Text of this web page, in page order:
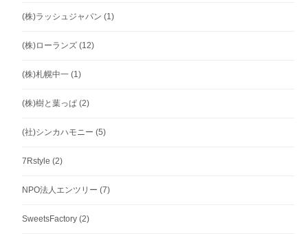
(株)ラッシュジャパン (1)
(株)ローランズ (12)
(株)札幌中一 (1)
(株)樹と葉っぱ (2)
(社)シンカハモニー (5)
7Rstyle (2)
NPO法人エンツリー (7)
SweetsFactory (2)